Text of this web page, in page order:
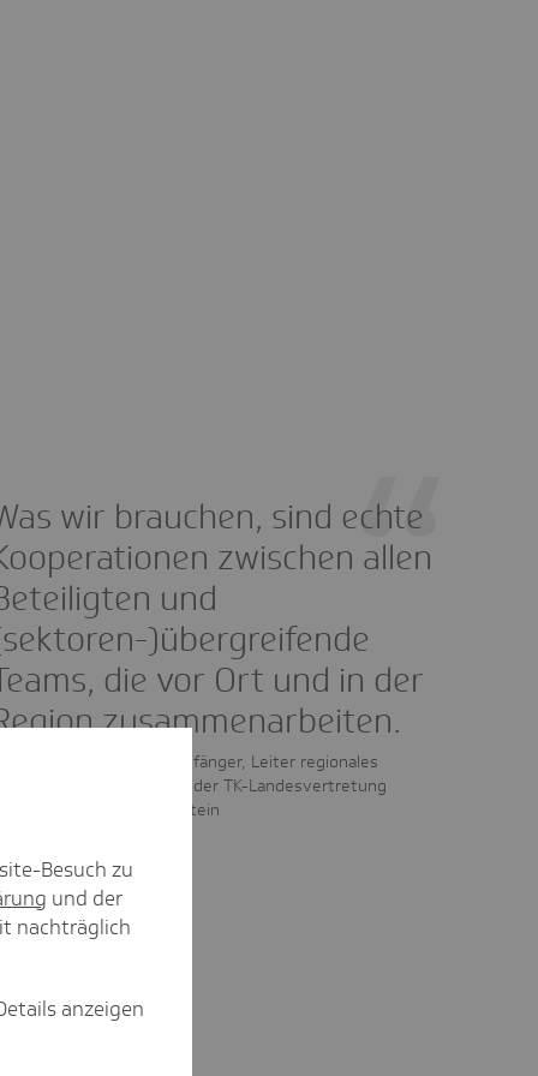
wir brauchen, sind echte
zwischen allen
und
)übergreifende
die vor Ort und in der
zusammenarbeiten.
Hermann Bärenfänger, Leiter regionales
Vertragswesen der TK-Landesvertretung
Schleswig-Holstein
Besuch zu
und der
nachträglich
anzeigen